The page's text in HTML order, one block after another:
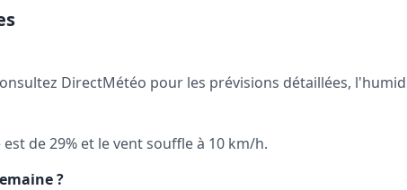
DirectMétéo pour les prévisions détaillées,
de 29% et le vent souffle à 10 km/h.
?